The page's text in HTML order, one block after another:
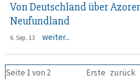
Von Deutschland über
Neufundland
6. Sep. 13 weiter...
Seite 1 von 2 Erste zurück